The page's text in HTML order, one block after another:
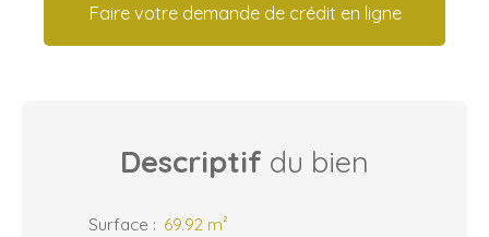
Faire votre demande de crédit en ligne
Descriptif du bien
Surface : 69.92 m²